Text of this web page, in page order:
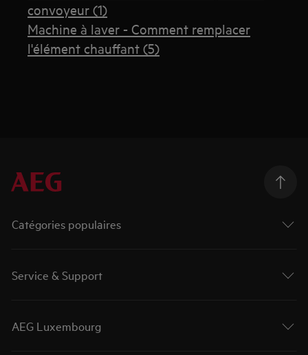
convoyeur (1)
Machine à laver - Comment remplacer
l'élément chauffant (5)
Catégories populaires
Service & Support
AEG Luxembourg